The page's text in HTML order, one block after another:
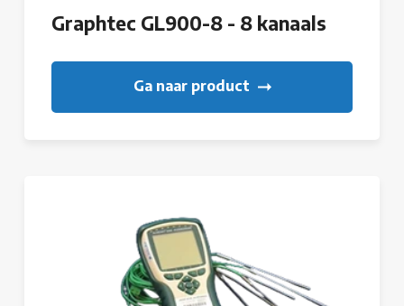
Graphtec GL900-8 - 8 kanaals
Ga naar product